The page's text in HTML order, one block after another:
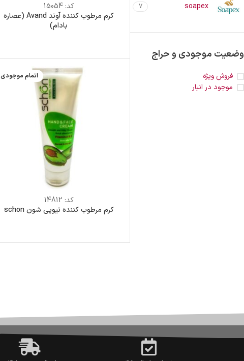
soapex
7
وضعیت موجودی و حراج
فروش ویژه
موجود در انبار
کد:15054
کرم مرطوب کننده آوند Avand (عصاره
بادام)
اتمام موجودی
کد: 14812
کرم مرطوب کننده تیوپی شون schon